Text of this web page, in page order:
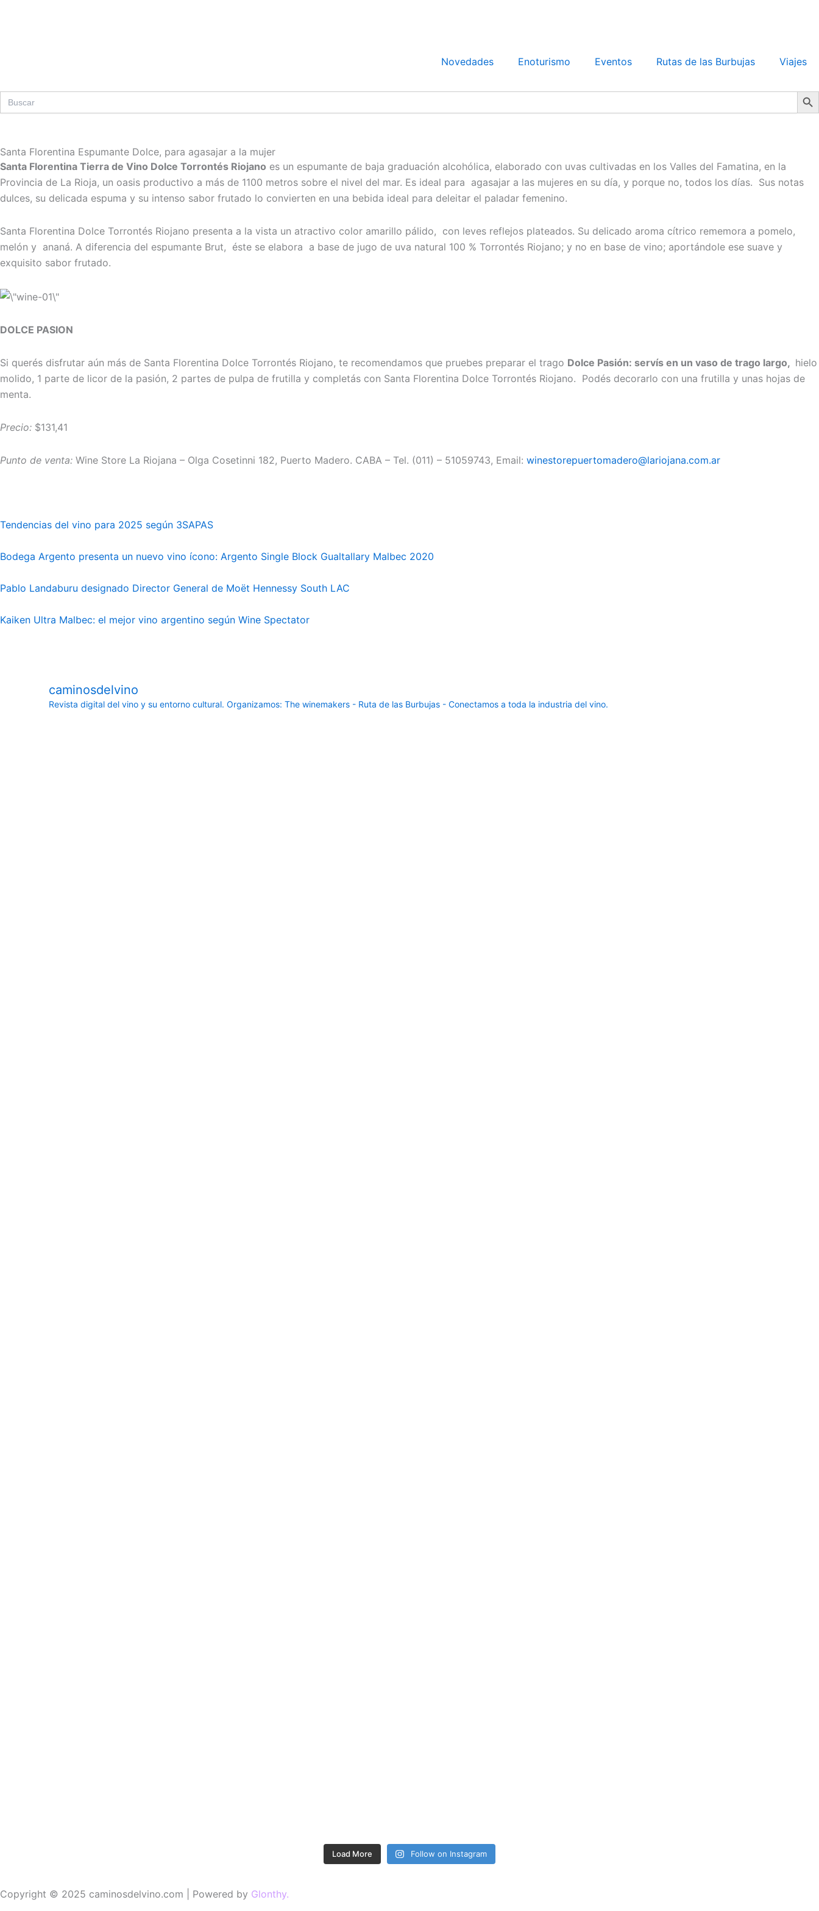
Novedades
Enoturismo Eventos Rutas de las Burbujas Viajes
Search
for:
Search
Santa Florentina Espumante Dolce, para agasajar a la mujer
Santa Florentina Tierra de Vino Dolce Torrontés Riojano es un espumante de baja graduación alcohólica, elaborado con uvas cultivadas en los Valles del Famatina, en la
Provincia de La Rioja, un oasis productivo a más de 1100 metros sobre el nivel del mar. Es ideal para agasajar a las mujeres en su día, y porque no, todos los días. Sus notas
dulces, su delicada espuma y su intenso sabor frutado lo convierten en una bebida ideal para deleitar el paladar femenino.
Santa Florentina Dolce Torrontés Riojano presenta a la vista un atractivo color amarillo pálido, con leves reflejos plateados. Su delicado aroma cítrico rememora a pomelo,
melón y ananá. A diferencia del espumante Brut, éste se elabora a base de jugo de uva natural 100 % Torrontés Riojano; y no en base de vino; aportándole ese suave y
exquisito sabor frutado.
DOLCE PASION
Si querés disfrutar aún más de Santa Florentina Dolce Torrontés Riojano, te recomendamos que pruebes preparar el trago Dolce Pasión: servís en un vaso de trago largo, hielo
molido, 1 parte de licor de la pasión, 2 partes de pulpa de frutilla y completás con Santa Florentina Dolce Torrontés Riojano. Podés decorarlo con una frutilla y unas hojas de
menta.
Precio: $131,41
Punto de venta: Wine Store La Riojana – Olga Cosetinni 182, Puerto Madero. CABA – Tel. (011) – 51059743, Email: winestorepuertomadero@lariojana.com.ar
Tendencias del vino para 2025 según 3SAPAS
Bodega Argento presenta un nuevo vino ícono: Argento Single Block Gualtallary Malbec 2020
Pablo Landaburu designado Director General de Moët Hennessy South LAC
Kaiken Ultra Malbec: el mejor vino argentino según Wine Spectator
caminosdelvino
Revista digital del vino y su entorno cultural. Organizamos: The winemakers - Ruta de las Burbujas - Conectamos a toda la industria del vino.
Load More Follow on Instagram
Copyright © 2025 caminosdelvino.com | Powered by Glonthy.